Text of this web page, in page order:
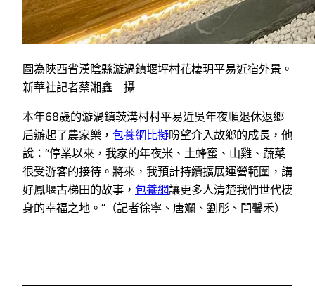
圖為陜西省漢陰縣漩渦鎮堰坪村花棲玥平易近宿外景。
新華社記者蔡湘鑫 攝
本年68歲的漩渦鎮茨溝村村平易近吳年夜順退休返鄉
后辦起了農家樂， 包養網比擬盼望介入故鄉的成長，他
說：“停業以來，我家的年夜米、土蜂蜜、山雞、蔬菜
很受游客的接待。將來，我預計持續擴展運營範圍，講
好鳳堰古梯田的故事， 包養網讓更多人清楚我們世代棲
身的幸福之地。”（記者徐寧、唐斕、劉彤、閆馨禾）